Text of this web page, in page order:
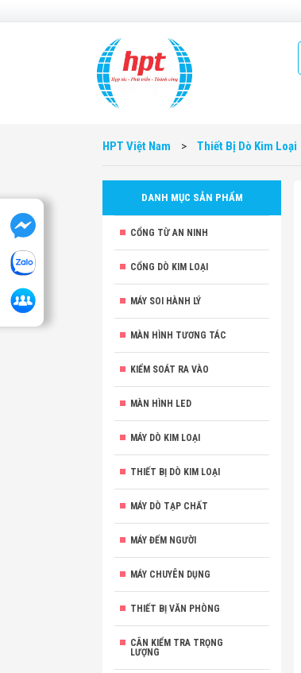
HPT Việt Nam > Thiết Bị Dò Kim Loại
DANH MỤC SẢN PHẨM
CỔNG TỪ AN NINH
CỔNG DÒ KIM LOẠI
MÁY SOI HÀNH LÝ
MÀN HÌNH TƯƠNG TÁC
KIỂM SOÁT RA VÀO
MÀN HÌNH LED
MÁY DÒ KIM LOẠI
THIẾT BỊ DÒ KIM LOẠI
MÁY DÒ TẠP CHẤT
MÁY ĐẾM NGƯỜI
MÁY CHUYÊN DỤNG
THIẾT BỊ VĂN PHÒNG
CÂN KIỂM TRA TRỌNG
LƯỢNG